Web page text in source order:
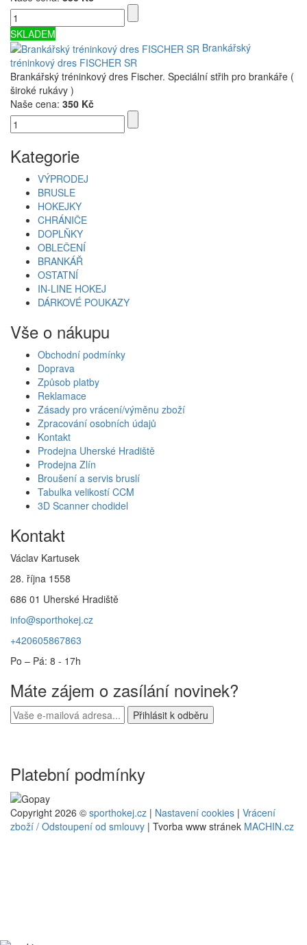
SKLADEM
Brankářský
tréninkový dres FISCHER SR
Brankářský tréninkový dres Fischer. Speciální střih pro brankáře (
široké rukávy )
Naše cena: 350 Kč
Kategorie
VÝPRODEJ
BRUSLE
HOKEJKY
CHRÁNIČE
DOPLŇKY
OBLEČENÍ
BRANKÁŘ
OSTATNÍ
IN-LINE HOKEJ
DÁRKOVÉ POUKAZY
Vše o nákupu
Obchodní podmínky
Doprava
Způsob platby
Reklamace
Zásady pro vrácení/výměnu zboží
Zpracování osobních údajů
Kontakt
Prodejna Uherské Hradiště
Prodejna Zlín
Broušení a servis bruslí
Tabulka velikostí CCM
3D Scanner chodidel
Kontakt
Václav Kartusek
28. října 1558
686 01 Uherské Hradiště
info@sporthokej.cz
+420605867863
Po – Pá: 8 - 17h
Máte zájem o zasílání novinek?
Platební podmínky
Copyright 2026 © sporthokej.cz | Nastavení cookies | Vrácení
zboží / Odstoupení od smlouvy | Tvorba www stránek MACHIN.cz